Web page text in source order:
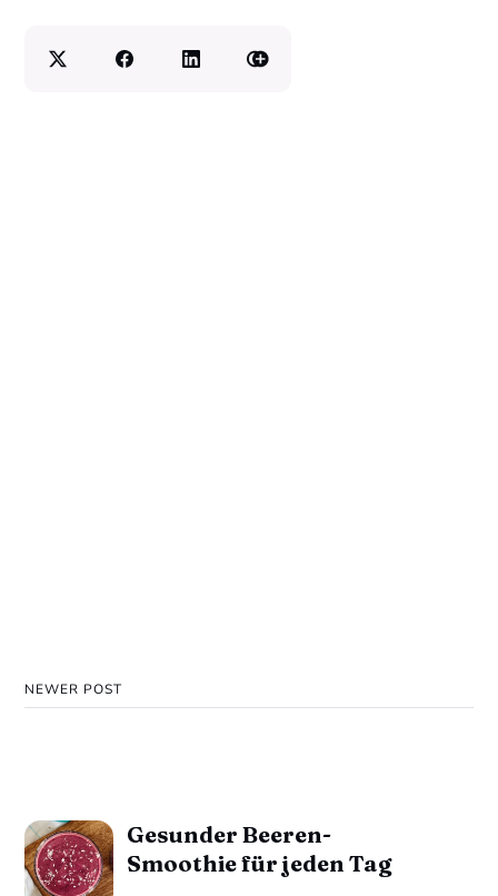
NEWER POST
Gesunder Beeren-
Smoothie für jeden Tag